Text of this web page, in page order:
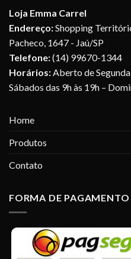
Loja Emma Carrel
Endereço:Shopping
Pacheco, 1647 - Jaú/SP
Telefone:(14) 99670-1344
Horários:Aberto de Segunda
Sábados das 9h às 19h –
Home
Produtos
Contato
FORMA DE PAGAMENTO